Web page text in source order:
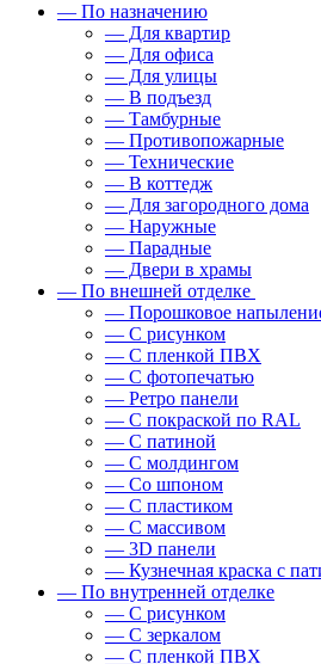
— По назначению
— Для квартир
— Для офиса
— Для улицы
— В подъезд
— Тамбурные
— Противопожарные
— Технические
— В коттедж
— Для загородного дома
— Наружные
— Парадные
— Двери в храмы
— По внешней отделке
— Порошковое
— С рисунком
— С пленкой ПВХ
— С фотопечатью
— Ретро панели
— С покраской по RAL
— С патиной
— С молдингом
— Со шпоном
— С пластиком
— С массивом
— 3D панели
— Кузнечная краска с
— По внутренней отделке
— С рисунком
— С зеркалом
— С пленкой ПВХ